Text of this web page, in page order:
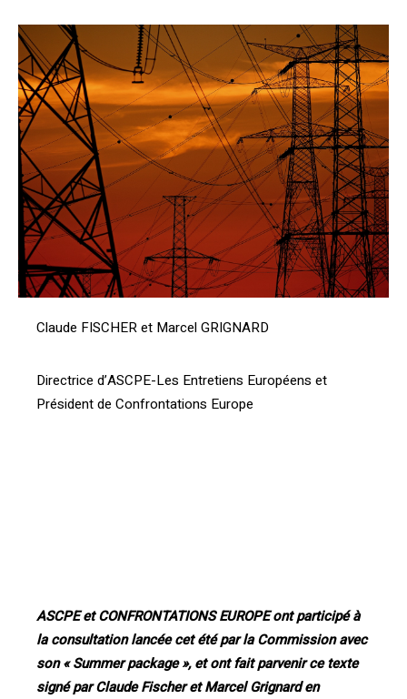
Claude FISCHER et Marcel GRIGNARD
Directrice d’ASCPE-Les Entretiens Européens et
Président de Confrontations Europe
ASCPE et CONFRONTATIONS EUROPE ont participé à
la consultation lancée cet été par la Commission avec
son « Summer package », et ont fait parvenir ce texte
signé par Claude Fischer et Marcel Grignard en